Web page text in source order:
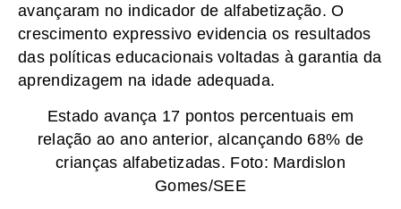
avançaram no indicador de alfabetização. O
crescimento expressivo evidencia os resultados
das políticas educacionais voltadas à garantia da
aprendizagem na idade adequada.
Estado avança 17 pontos percentuais em
relação ao ano anterior, alcançando 68% de
crianças alfabetizadas. Foto: Mardislon
Gomes/SEE